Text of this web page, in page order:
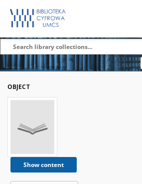
OBJECT
Show content